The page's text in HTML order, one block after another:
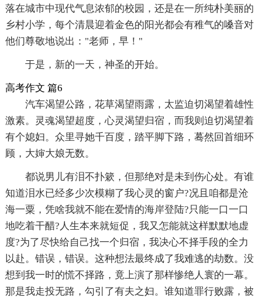
落在城市中现代气息浓郁的校园，还是在一所纯朴美丽的
乡村小学，每个清晨迎着金色的阳光都会有稚气的嗓音对
他们尊敬地说出："老师，早！"
于是，新的一天，神圣的开始。
高考作文 篇6
汽车渴望公路，花草渴望雨露，太监迫切渴望着雄性
激素。灵魂渴望超度，心灵渴望归宿，而我则迫切渴望着
有个媳妇。众里寻她千百度，踏平脚下路，蓦然回首细环
顾，大婶大娘无数。
都说男儿有泪不扑簌，但那绝对是未到伤心处。有谁
知道泪水已经多少次模糊了我心灵的窗户?况且咱都是沧
海一粟，凭啥我就不能在爱情的海岸登陆?只能一口一口
地吃着干醋?人生本来就短促，我又怎能就这样默默地虚
度?为了尽快给自己找一个归宿，我决心不择手段的全力
以赴。错误，错误。这种想法最终成了我难逃的劫数。没
想到我一时的慌不择路，竟上演了那样惨绝人寰的一幕。
那是我走投无路，勾引了有夫之妇。谁知道罪行败露，被